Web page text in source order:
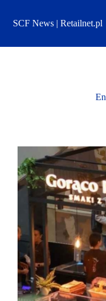
treściSCF News | Retailnet.pl